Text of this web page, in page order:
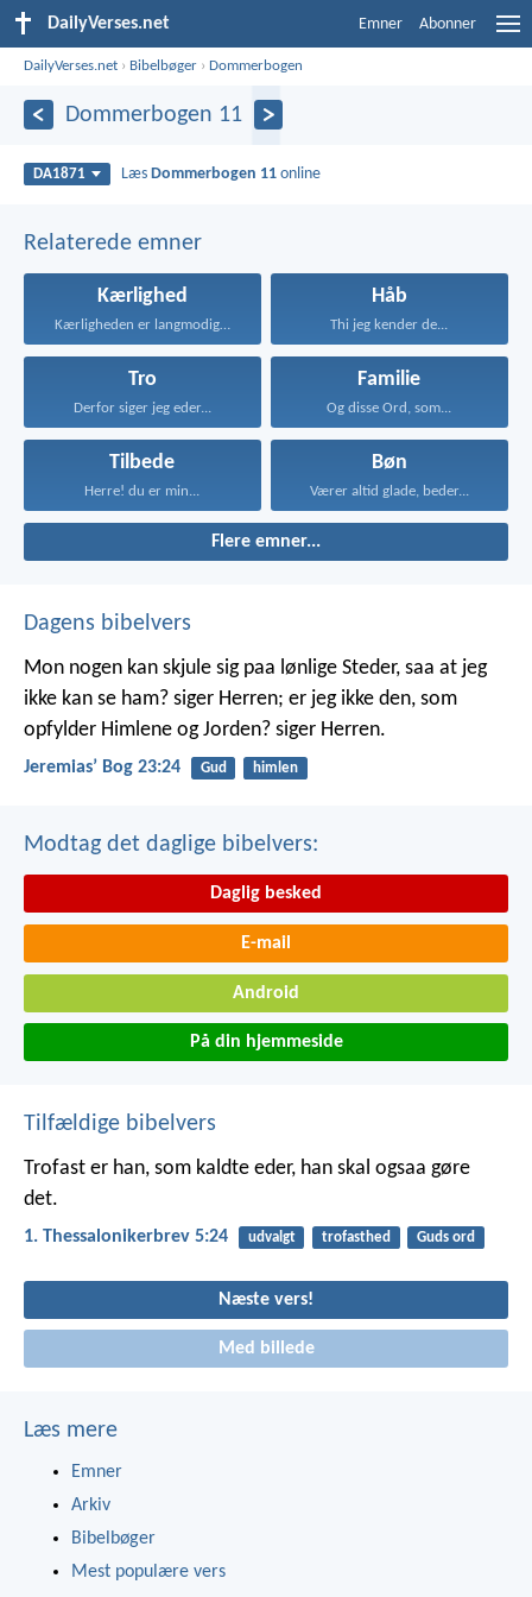
DailyVerses.net Emner Abonner
DailyVerses.net › Bibelbøger ›Dommerbogen
Dommerbogen 11
DA1871 Læs Dommerbogen 11 online
Relaterede emner
Kærlighed
Kærligheden er langmodig, er...
Håb
Thi jeg kender de...
Tro
Derfor siger jeg eder...
Familie
Og disse Ord, som...
Tilbede
Herre! du er min...
Bøn
Værer altid glade, beder...
Flere emner...
Dagens bibelvers
Mon nogen kan skjule sig paa lønlige Steder, saa at jeg
ikke kan se ham? siger Herren; er jeg ikke den, som
opfylder Himlene og Jorden? siger Herren.
Jeremiasʼ Bog 23:24 Gud himlen
Modtag det daglige bibelvers:
Daglig besked
E-mail
Android
På din hjemmeside
Tilfældige bibelvers
Trofast er han, som kaldte eder, han skal ogsaa gøre
det.
1. Thessalonikerbrev 5:24 udvalgt trofasthed Guds ord
Næste vers!
Med billede
Læs mere
Emner
Arkiv
Bibelbøger
Mest populære vers